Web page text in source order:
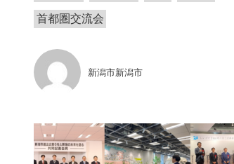
首都圏交流会
新潟市新潟市